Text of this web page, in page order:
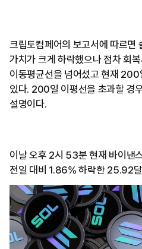
크립토컴페어의 보고서에 따르면
가치가 크게 하락했으나 점차 회
이동평균선을 넘어섰고 현재
있다. 200일 이평선을 초과할 경
설명이다.
이날 오후 2시 53분 현재 바이낸
전일 대비 1.86% 하락한 25.92